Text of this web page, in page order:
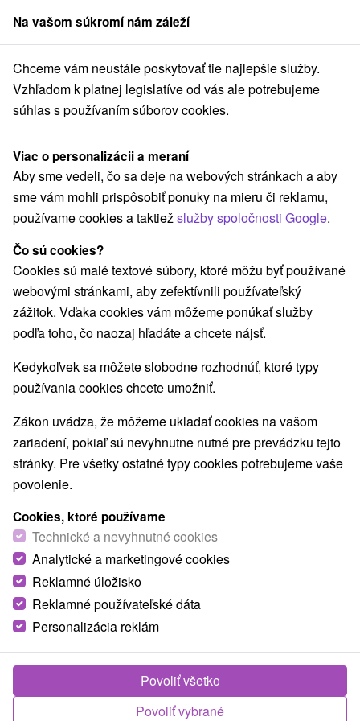
člen skupinySorger
Atrakcie na Slovensku Túry a turistické chodníky Liptovská Mara
Túry a turistické chodníky v
Liptovskej Mare
Kategórie
Všetky kategórie
Vodopády(1)
Túry a turistické chodníky
Skanzeny(1) Šport(2) Vyhliadkové lety a plavby(1)
Laserarény a paintball(1) Detské centrá a mestečká
Aquaparky, kúpaliská(1) Drevené kostolíky(1)
Jazerá, plesá, vodné nádrže(1) Pamätníky
ZOO a zvieracie farmy(1) Múzeá a galérie (3)
Turistické atrakcie(8) Adrenalinové atrakcie
Obce a mesta
Liptovský Ján(1) Prosiek(1)
Túra na Poludnicu z Liptovského Jána
Na vašom súkromí nám záleží
Chceme vám neustále poskytovať tie najlepšie služby.
Vzhľadom k platnej legislatíve od vás ale potrebujeme
súhlas s používaním súborov cookies.
Viac o personalizácii a meraní
Aby sme vedeli, čo sa deje na webových stránkach a aby
sme vám mohli prispôsobiť ponuky na mieru či reklamu,
používame cookies a taktiežslužby spoločnosti Google.
Čo sú cookies?
Cookies sú malé textové súbory, ktoré môžu byť používané
webovými stránkami, aby zefektívnili používateľský
zážitok. Vďaka cookies vám môžeme ponúkať služby
podľa toho, čo naozaj hľadáte a chcete nájsť.
Kedykoľvek sa môžete slobodne rozhodnúť, ktoré typy
používania cookies chcete umožniť.
Zákon uvádza, že môžeme ukladať cookies na vašom
zariadení, pokiaľ sú nevyhnutne nutné pre prevádzku tejto
stránky. Pre všetky ostatné typy cookies potrebujeme vaše
povolenie.
Cookies, ktoré používame
Technické a nevyhnutné cookies
Analytické a marketingové cookies
Reklamné úložisko
Reklamné používateľské dáta
Personalizácia reklám
Povoliť vybrané
Povoliť všetko